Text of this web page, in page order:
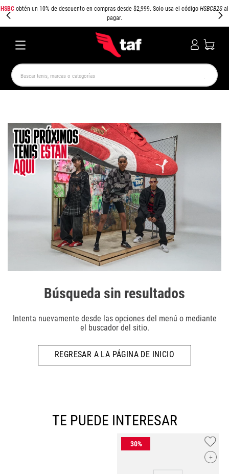
HSBC obtén un 10% de descuento en compras desde $2,999. Solo usa el código HSBCB2S al
pagar.
Buscar tenis, marcas o categorías
Búsqueda sin resultados
Intenta nuevamente desde las opciones del menú o mediante
el buscador del sitio.
REGRESAR A LA PÁGINA DE INICIO
TE PUEDE INTERESAR
+
SPEEDCAT SPEZIAL JORDAN 1
PUMA SPEEDCAT CAMPUS